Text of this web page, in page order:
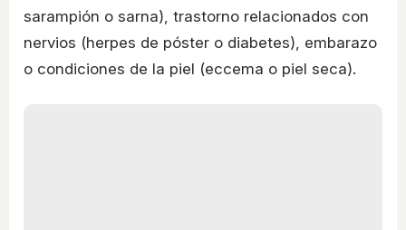
sarampión o sarna), trastorno relacionados con
nervios (herpes de póster o diabetes), embarazo
o condiciones de la piel (eccema o piel seca).